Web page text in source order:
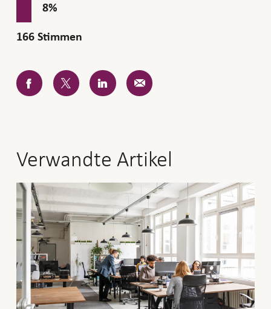
8%
166 Stimmen
FacebookTwitterLinkedIn
E-
Mail
Verwandte Artikel